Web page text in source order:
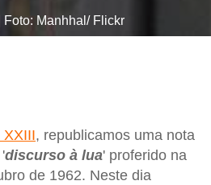
Foto: Manhhal/ Flickr
XXIII, republicamos uma nota
'discurso à lua' proferido na
de 1962. Neste dia